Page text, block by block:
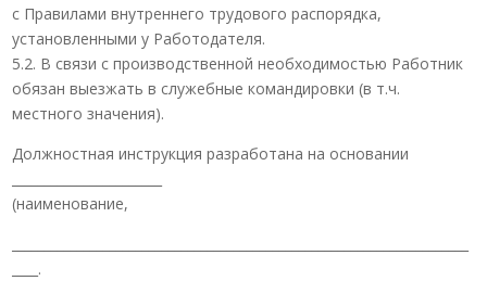
с Правилами внутреннего трудового распорядка,
установленными у Работодателя.
5.2. В связи с производственной необходимостью Работник
обязан выезжать в служебные командировки (в т.ч.
местного значения).
Должностная инструкция разработана на основании
(наименование,
____.